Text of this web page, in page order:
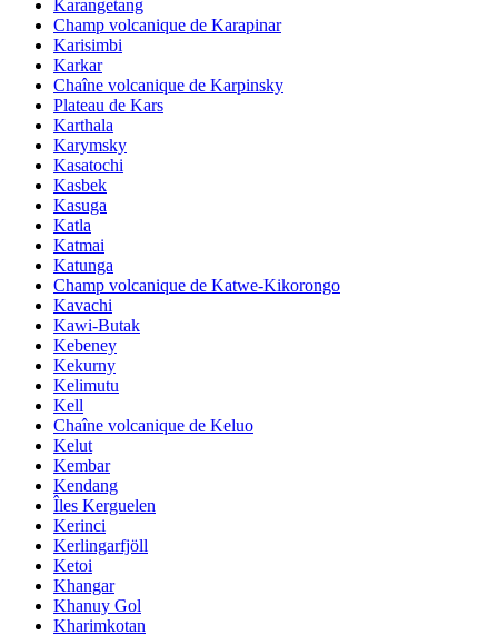
Karangetang
Champ volcanique de Karapinar
Karisimbi
Karkar
Chaîne volcanique de Karpinsky
Plateau de Kars
Karthala
Karymsky
Kasatochi
Kasbek
Kasuga
Katla
Katmai
Katunga
Champ volcanique de Katwe-Kikorongo
Kavachi
Kawi-Butak
Kebeney
Kekurny
Kelimutu
Kell
Chaîne volcanique de Keluo
Kelut
Kembar
Kendang
Îles Kerguelen
Kerinci
Kerlingarfjöll
Ketoi
Khangar
Khanuy Gol
Kharimkotan